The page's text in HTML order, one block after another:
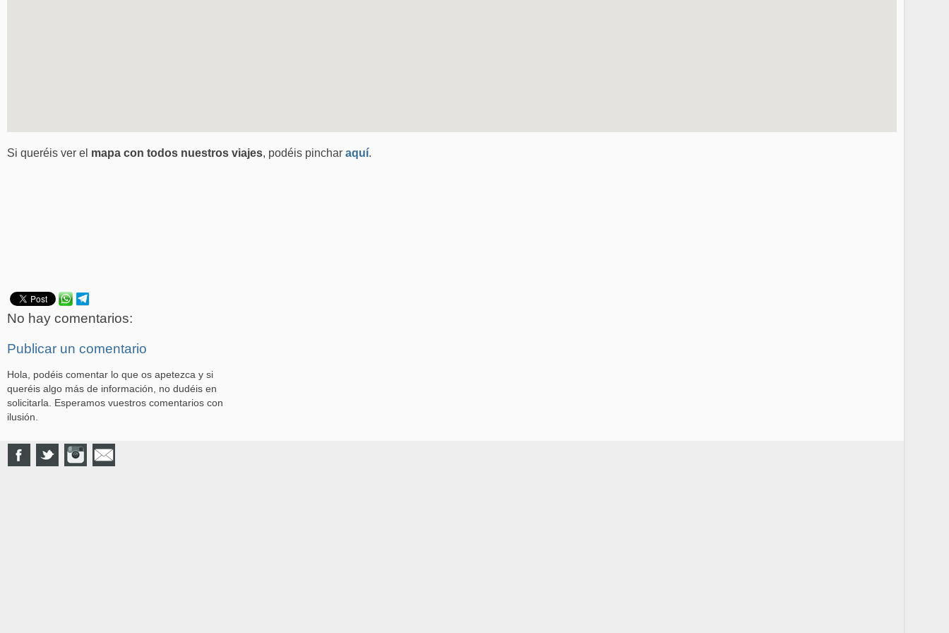
Si queréis ver el mapa con todos nuestros viajes, podéis pinchar aquí.
No hay comentarios:
Publicar un comentario
Hola, podéis comentar lo que os apetezca y si
queréis algo más de información, no dudéis en
solicitarla. Esperamos vuestros comentarios con
ilusión.